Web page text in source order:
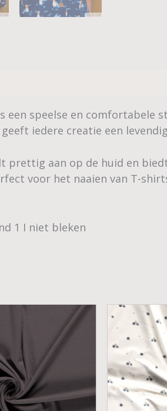
een speelse en
iedere creatie een
prettig aan op de huid en
voor het naaien van T-
1 I niet bleken